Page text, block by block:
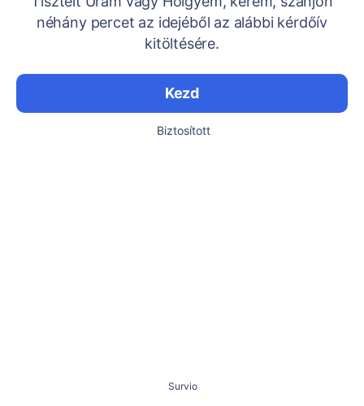
néhány percet az idejéből az alábbi kérdőív
kitöltésére.
Kezd
Biztosított
Survio